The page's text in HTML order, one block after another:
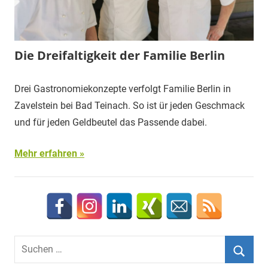
Die Dreifaltigkeit der Familie Berlin
Drei Gastronomiekonzepte verfolgt Familie Berlin in
Zavelstein bei Bad Teinach. So ist ür jeden Geschmack
und für jeden Geldbeutel das Passende dabei.
Mehr erfahren
Suchen
nach: